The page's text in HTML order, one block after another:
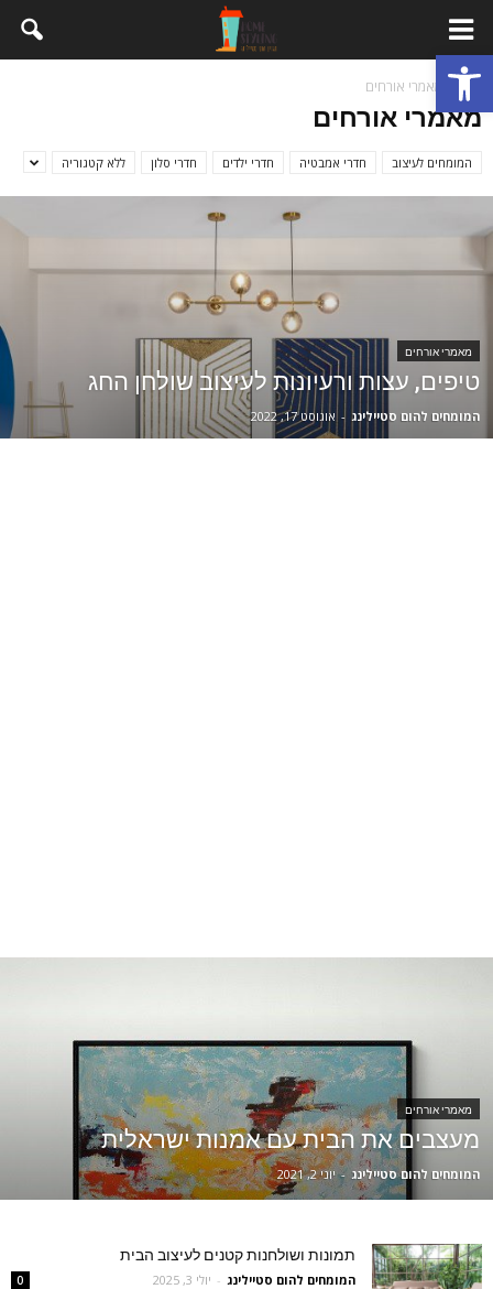
פתח סרגל נגישות
בית מאמרי אורחים
מאמרי אורחים
המומחים לעיצוב חדרי אמבטיה חדרי ילדים חדרי סלון ללא קטגוריה
מאמרי אורחים
טיפים, עצות ורעיונות לעיצוב שולחן החג
המומחים להום סטיילינג - אוגוסט 17, 2022
מאמרי אורחים
מעצבים את הבית עם אמנות ישראלית
המומחים להום סטיילינג - יוני 2, 2021
תמונות ושולחנות קטנים לעיצוב הבית
המומחים להום סטיילינג - יולי 3, 2025 0